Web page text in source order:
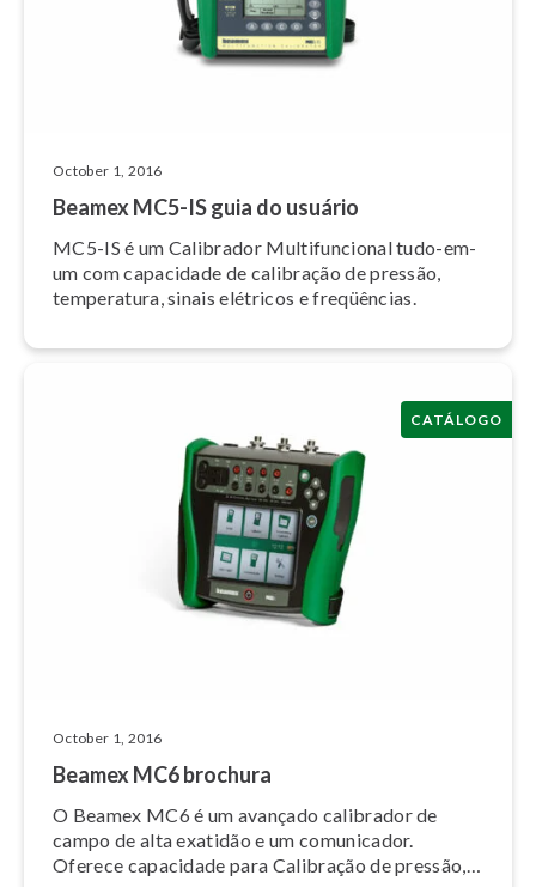
October 1, 2016
Beamex MC5-IS guia do usuário
MC5-IS é um Calibrador Mul­ti­fun­ci­o­nal tudo-em-
um com capacidade de calibração de pressão,
temperatura, sinais elétricos e freqüências.
CATÁLOGO
October 1, 2016
Beamex MC6 brochura
O Beamex MC6 é um avançado calibrador de
campo de alta exatidão e um comunicador.
Oferece capacidade para Calibração de pressão,